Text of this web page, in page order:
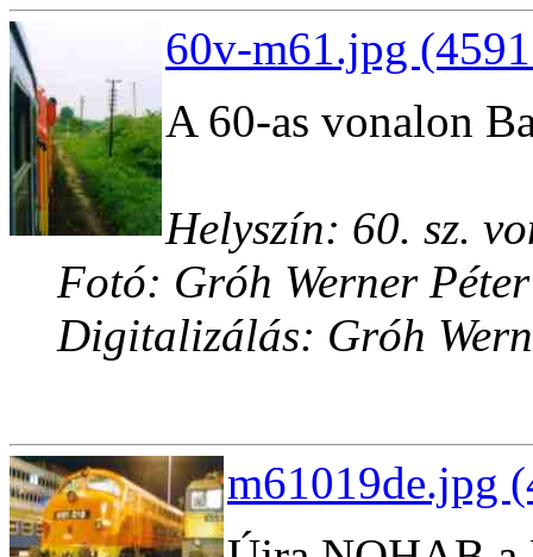
60v-m61.jpg
A 60-as vonalon
Helyszín: 60. sz.
Fotó: Gróh Werner Péter
Digitalizálás: Gróh
m61019de.jpg